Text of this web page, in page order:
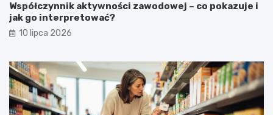
Współczynnik aktywności zawodowej – co pokazuje i
jak go interpretować?
10 lipca 2026